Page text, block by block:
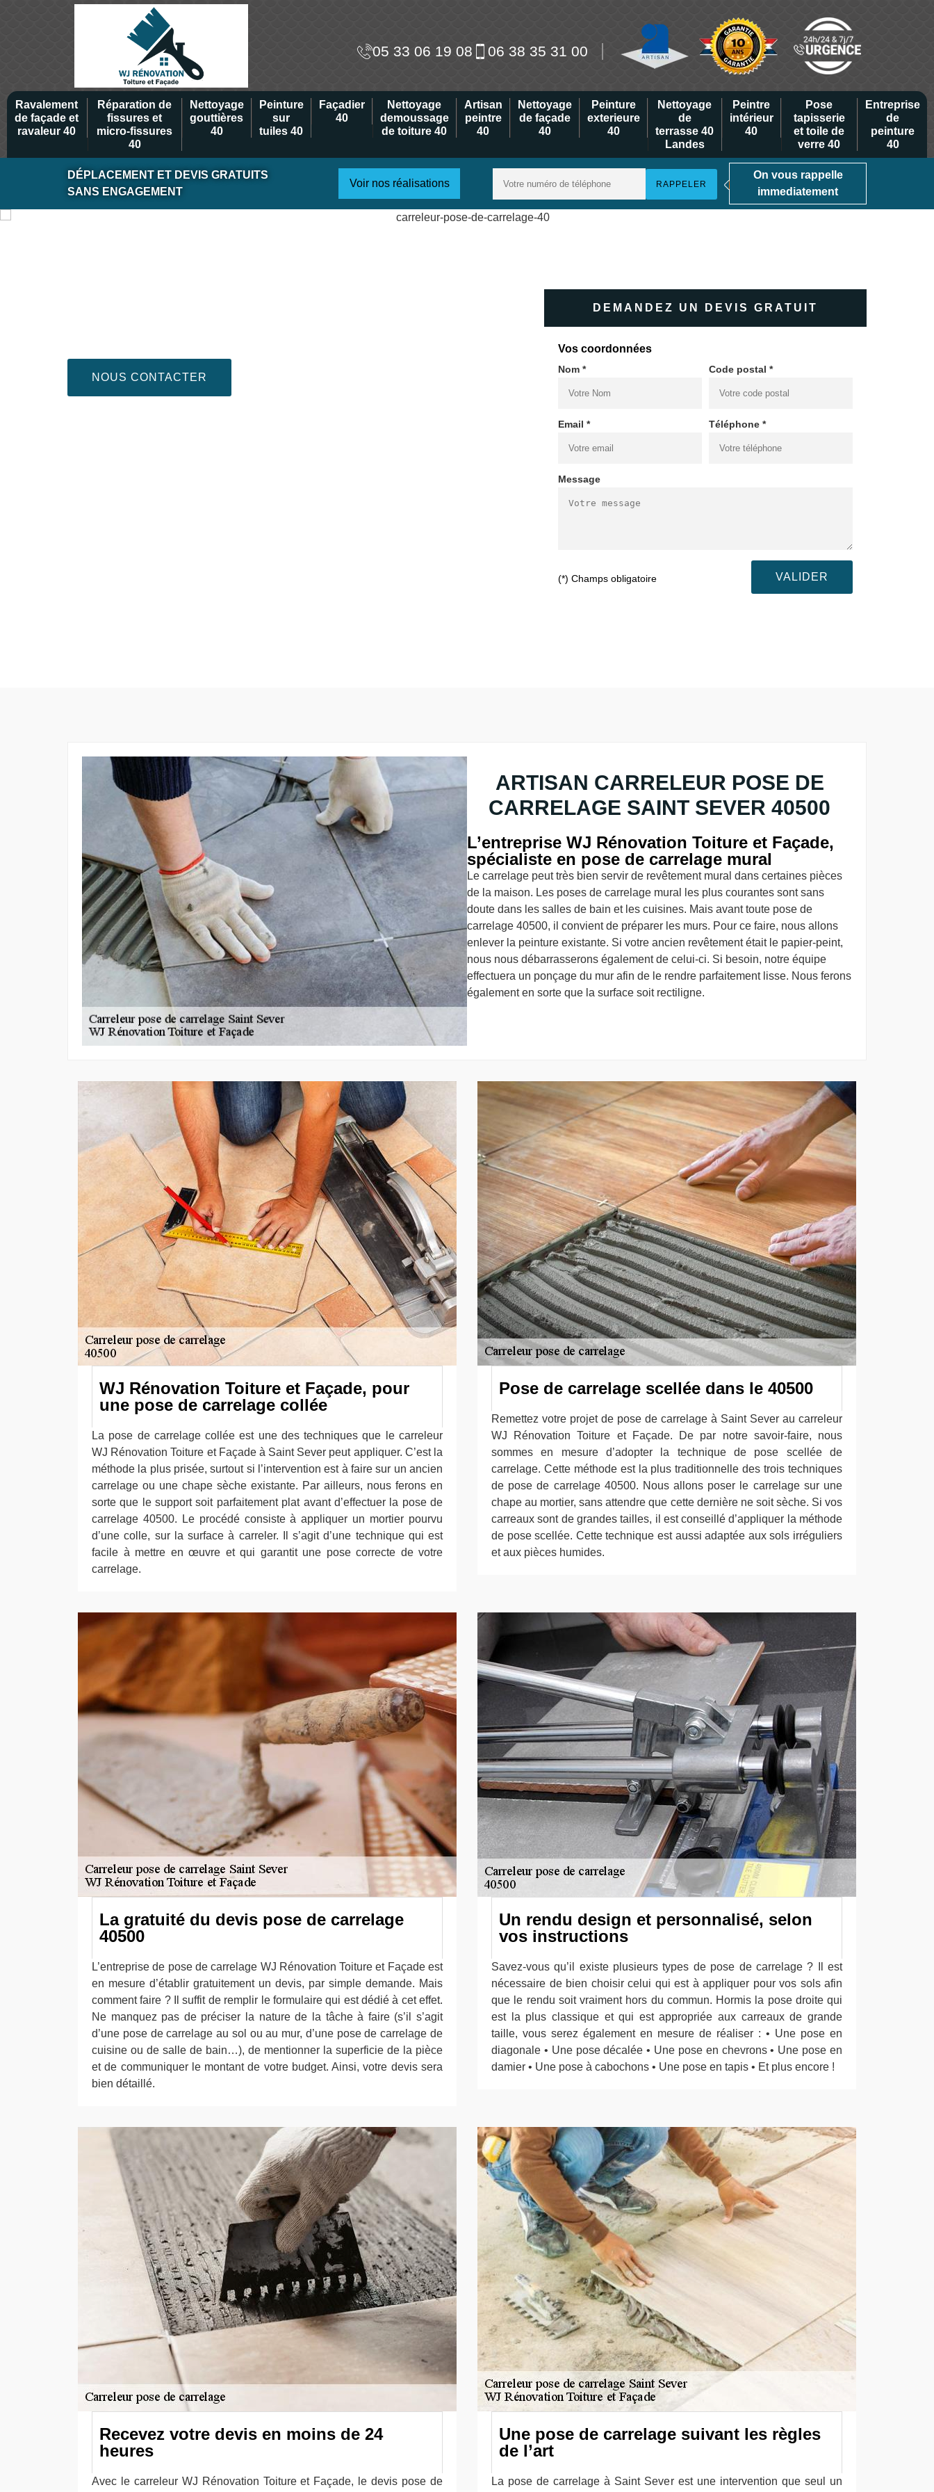
05 33 06 19 08 06 38 35 31 00
Ravalement
de façade et
ravaleur 40
Réparation de
fissures et
micro-fissures
40
Nettoyage
gouttières
40
Peinture
sur
tuiles 40
Façadier
40
Nettoyage
demoussage
de toiture 40
Artisan
peintre
40
Nettoyage
de façade
40
Peinture
exterieure
40
Nettoyage
de
terrasse 40
Landes
Peintre
intérieur
40
Pose
tapisserie
et toile de
verre 40
Entreprise
de
peinture
40
DÉPLACEMENT ET DEVIS GRATUITS
SANS ENGAGEMENT
Voir nos réalisations
On vous rappelle
immediatement
NOUS CONTACTER
DEMANDEZ UN DEVIS GRATUIT
Vos coordonnées
Nom * Code postal *
Email * Téléphone *
Message
(*) Champs obligatoire
ARTISAN CARRELEUR POSE DE
CARRELAGE SAINT SEVER 40500
L’entreprise WJ Rénovation Toiture et Façade,
spécialiste en pose de carrelage mural
Le carrelage peut très bien servir de revêtement mural dans certaines pièces
de la maison. Les poses de carrelage mural les plus courantes sont sans
doute dans les salles de bain et les cuisines. Mais avant toute pose de
carrelage 40500, il convient de préparer les murs. Pour ce faire, nous allons
enlever la peinture existante. Si votre ancien revêtement était le papier-peint,
nous nous débarrasserons également de celui-ci. Si besoin, notre équipe
effectuera un ponçage du mur afin de le rendre parfaitement lisse. Nous ferons
également en sorte que la surface soit rectiligne.
WJ Rénovation Toiture et Façade, pour
une pose de carrelage collée
La pose de carrelage collée est une des techniques que le carreleur
WJ Rénovation Toiture et Façade à Saint Sever peut appliquer. C’est la
méthode la plus prisée, surtout si l’intervention est à faire sur un ancien
carrelage ou une chape sèche existante. Par ailleurs, nous ferons en
sorte que le support soit parfaitement plat avant d’effectuer la pose de
carrelage 40500. Le procédé consiste à appliquer un mortier pourvu
d’une colle, sur la surface à carreler. Il s’agit d’une technique qui est
facile à mettre en œuvre et qui garantit une pose correcte de votre
carrelage.
Pose de carrelage scellée dans le 40500
Remettez votre projet de pose de carrelage à Saint Sever au carreleur
WJ Rénovation Toiture et Façade. De par notre savoir-faire, nous
sommes en mesure d’adopter la technique de pose scellée de
carrelage. Cette méthode est la plus traditionnelle des trois techniques
de pose de carrelage 40500. Nous allons poser le carrelage sur une
chape au mortier, sans attendre que cette dernière ne soit sèche. Si vos
carreaux sont de grandes tailles, il est conseillé d’appliquer la méthode
de pose scellée. Cette technique est aussi adaptée aux sols irréguliers
et aux pièces humides.
La gratuité du devis pose de carrelage
40500
L’entreprise de pose de carrelage WJ Rénovation Toiture et Façade est
en mesure d’établir gratuitement un devis, par simple demande. Mais
comment faire ? Il suffit de remplir le formulaire qui est dédié à cet effet.
Ne manquez pas de préciser la nature de la tâche à faire (s’il s’agit
d’une pose de carrelage au sol ou au mur, d’une pose de carrelage de
cuisine ou de salle de bain…), de mentionner la superficie de la pièce
et de communiquer le montant de votre budget. Ainsi, votre devis sera
bien détaillé.
Un rendu design et personnalisé, selon
vos instructions
Savez-vous qu’il existe plusieurs types de pose de carrelage ? Il est
nécessaire de bien choisir celui qui est à appliquer pour vos sols afin
que le rendu soit vraiment hors du commun. Hormis la pose droite qui
est la plus classique et qui est appropriée aux carreaux de grande
taille, vous serez également en mesure de réaliser : • Une pose en
diagonale • Une pose décalée • Une pose en chevrons • Une pose en
damier • Une pose à cabochons • Une pose en tapis • Et plus encore !
Recevez votre devis en moins de 24
heures
Avec le carreleur WJ Rénovation Toiture et Façade, le devis pose de
Une pose de carrelage suivant les règles
de l’art
La pose de carrelage à Saint Sever est une intervention que seul un